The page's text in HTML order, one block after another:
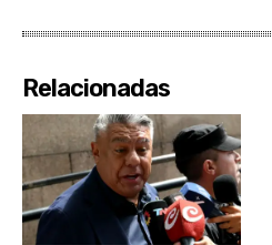
Relacionadas